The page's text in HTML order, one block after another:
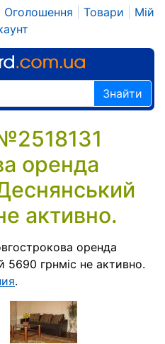
Оголошення Товари
Мій
Знайти
оренда
активно.
оренда
5690 грнміс не активно.
.